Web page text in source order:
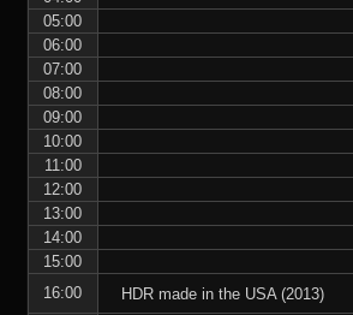
05:00
06:00
07:00
08:00
09:00
10:00
11:00
12:00
13:00
14:00
15:00
16:00
HDR made in the USA (2013)